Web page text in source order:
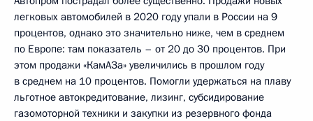
легковых автомобилей в 2020 году упали в России на 9
процентов, однако это значительно ниже, чем в среднем
по Европе: там показатель – от 20 до 30 процентов. При
этом продажи «КамАЗа» увеличились в прошлом году
в среднем на 10 процентов. Помогли удержаться на плаву
льготное автокредитование, лизинг, субсидирование
газомоторной техники и закупки из резервного фонда